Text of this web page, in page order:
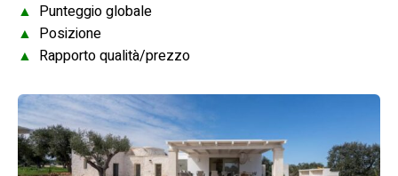
▲ Punteggio globale
▲ Posizione
▲ Rapporto qualità/prezzo